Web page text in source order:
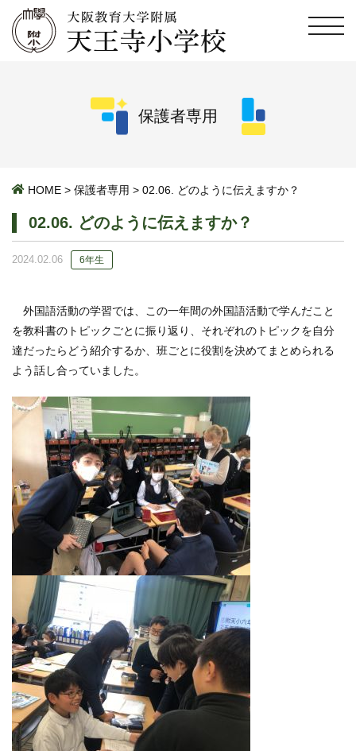
保護者専用
HOME > 保護者専用 > 02.06. どのように伝えますか？
02.06. どのように伝えますか？
2024.02.06 6年生
外国語活動の学習では、この一年間の外国語活動で学んだこと
を教科書のトピックごとに振り返り、それぞれのトピックを自分
達だったらどう紹介するか、班ごとに役割を決めてまとめられる
よう話し合っていました。